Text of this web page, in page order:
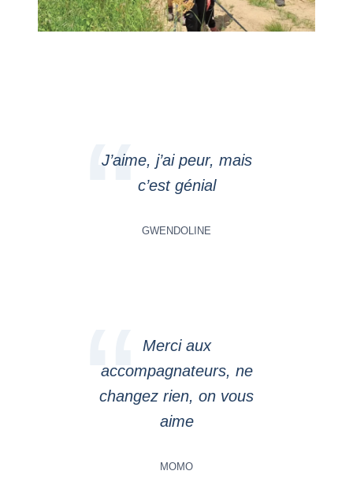
J’aime, j’ai peur, mais
c’est génial
GWENDOLINE
Merci aux
accompagnateurs, ne
changez rien, on vous
aime
MOMO